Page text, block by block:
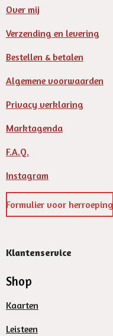
Over mij
Verzending en levering
Bestellen & betalen
Algemene voorwaarden
Privacy verklaring
Marktagenda
F.A.Q.
Instagram
Formulier voor herroeping
Klantenservice
Shop
Kaarten
Leisteen